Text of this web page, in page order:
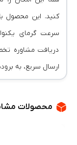
کنید. این محصول
سرعت گرمای
دریافت مشاوره
ارسال سریع، به
محصولات